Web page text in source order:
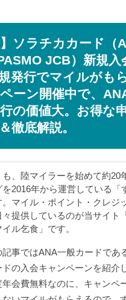
】ソラチカカード（
JCB）新規入
発行でマイルがも
ーン開催中で、
の価値大。お得な
徹底解説。
も、陸マイラーを始めて約20
を2016年から運営している「
。マイル・ポイント・クレジ
々提供しているのが当サイト
ル乞食」です。
記事ではANA一般カードであ
ドの入会キャンペーンを紹介
年会費無料なのに、キャンペ